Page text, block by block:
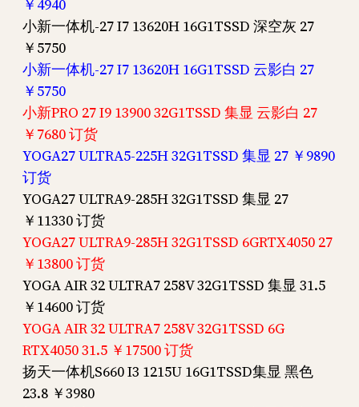
￥4940
小新一体机-27 I7 13620H 16G1TSSD 深空灰 27
￥5750
小新一体机-27 I7 13620H 16G1TSSD 云影白 27
￥5750
小新PRO 27 I9 13900 32G1TSSD 集显 云影白 27
￥7680 订货
YOGA27 ULTRA5-225H 32G1TSSD 集显 27 ￥9890
订货
YOGA27 ULTRA9-285H 32G1TSSD 集显 27
￥11330 订货
YOGA27 ULTRA9-285H 32G1TSSD 6GRTX4050 27
￥13800 订货
YOGA AIR 32 ULTRA7 258V 32G1TSSD 集显 31.5
￥14600 订货
YOGA AIR 32 ULTRA7 258V 32G1TSSD 6G
RTX4050 31.5 ￥17500 订货
扬天一体机S660 I3 1215U 16G1TSSD集显 黑色
23.8 ￥3980